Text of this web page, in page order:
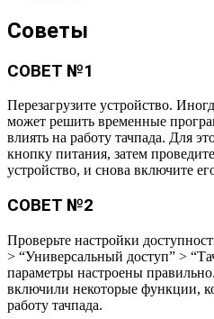
Советы
СОВЕТ №1
Перезагрузите устройство.
может решить временные
влиять на работу тачпада. Для
кнопку питания, затем
устройство, и снова включите
СОВЕТ №2
Проверьте настройки
> “Универсальный доступ” >
параметры настроены
включили некоторые функции,
работу тачпада.